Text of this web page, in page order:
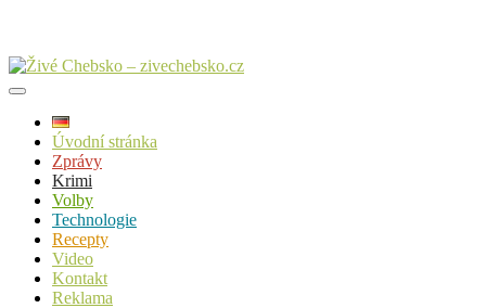
Úvodní stránka
Zprávy
Krimi
Volby
Technologie
Recepty
Video
Kontakt
Reklama